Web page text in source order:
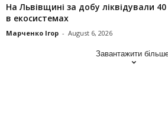
На Львівщині за добу ліквідували
в екосистемах
Марченко Ігор - August 6, 2026
Завантажити